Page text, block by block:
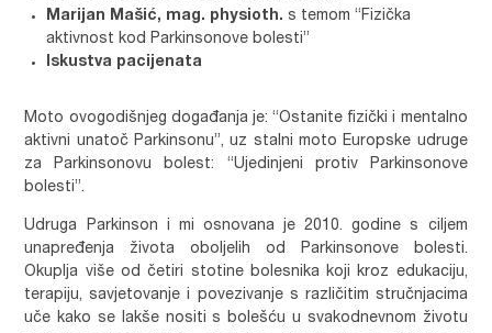
Marijan Mašić, mag. physioth. s temom “Fizička
aktivnost kod Parkinsonove bolesti”
Iskustva pacijenata
Moto ovogodišnjeg događanja je: “Ostanite fizički i mentalno
aktivni unatoč Parkinsonu”, uz stalni moto Europske udruge
za Parkinsonovu bolest: “Ujedinjeni protiv Parkinsonove
bolesti”.
Udruga Parkinson i mi osnovana je 2010. godine s ciljem
unapređenja života oboljelih od Parkinsonove bolesti.
Okuplja više od četiri stotine bolesnika koji kroz edukaciju,
terapiju, savjetovanje i povezivanje s različitim stručnjacima
uče kako se lakše nositi s bolešću u svakodnevnom životu